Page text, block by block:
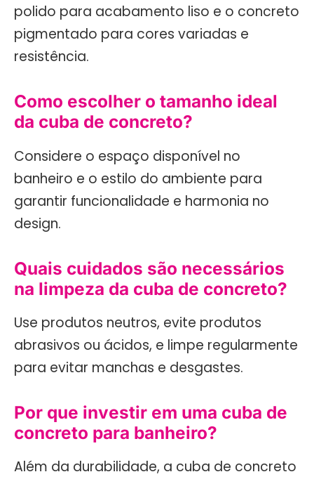
polido para acabamento liso e o concreto
pigmentado para cores variadas e
resistência.
Como escolher o tamanho ideal
da cuba de concreto?
Considere o espaço disponível no
banheiro e o estilo do ambiente para
garantir funcionalidade e harmonia no
design.
Quais cuidados são necessários
na limpeza da cuba de concreto?
Use produtos neutros, evite produtos
abrasivos ou ácidos, e limpe regularmente
para evitar manchas e desgastes.
Por que investir em uma cuba de
concreto para banheiro?
Além da durabilidade, a cuba de concreto